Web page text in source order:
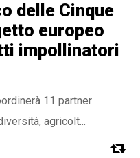
delle Cinque
europeo
impollinatori
11 partner
agricolt...